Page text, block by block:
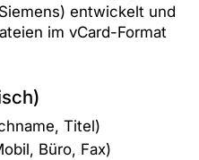
entwickelt und
im vCard-Format
Titel)
Büro, Fax)